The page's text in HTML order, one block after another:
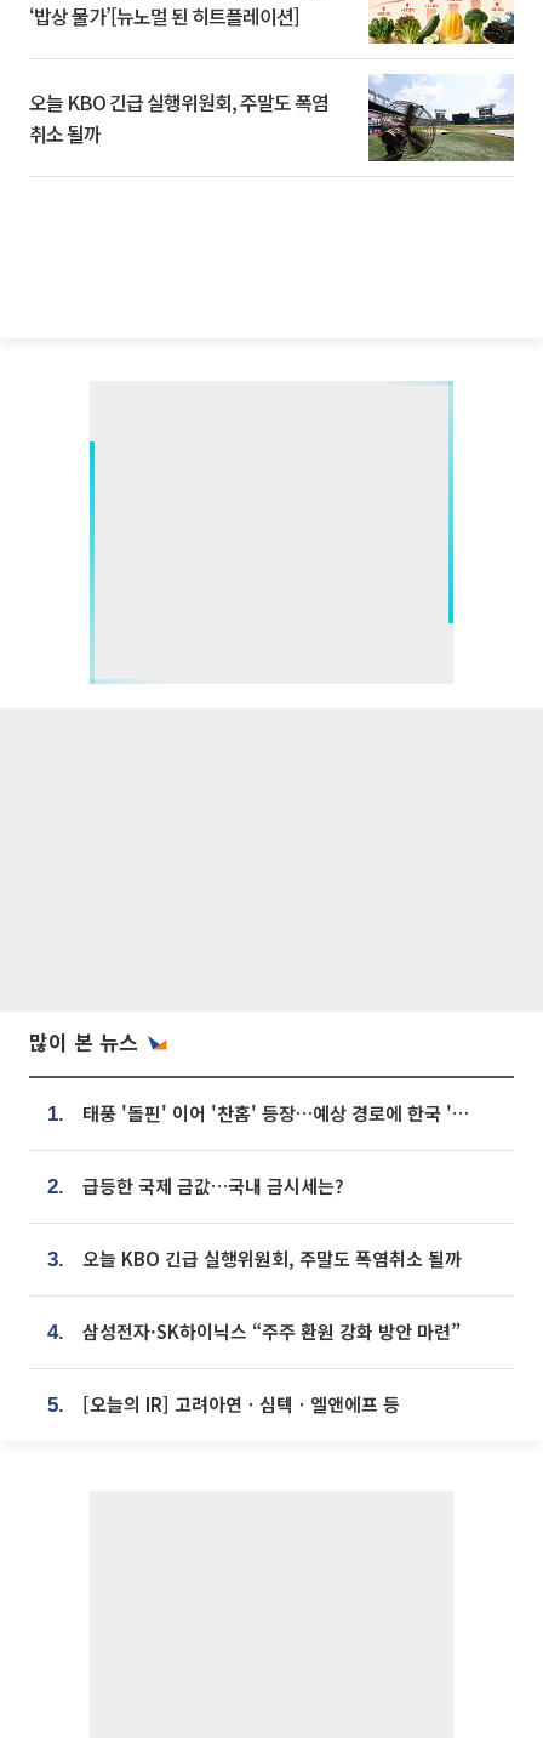
‘밥상 물가’[뉴노멀 된 히트플레이션]
오늘 KBO 긴급 실행위원회, 주말도 폭염
취소 될까
많이 본 뉴스
1. 태풍 '돌핀' 이어 '찬홈' 등장…예상 경로에 한국 '한숨'
2. 급등한 국제 금값…국내 금시세는?
3. 오늘 KBO 긴급 실행위원회, 주말도 폭염취소 될까
4. 삼성전자·SK하이닉스 “주주 환원 강화 방안 마련”
5. [오늘의 IR] 고려아연ㆍ심텍ㆍ엘앤에프 등